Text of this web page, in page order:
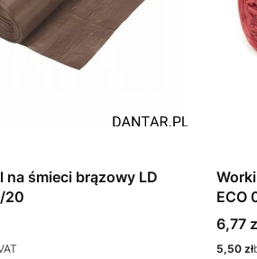
na śmieci brązowy LD
20
ECO
Cena
6,77
Cena
5,50 zł